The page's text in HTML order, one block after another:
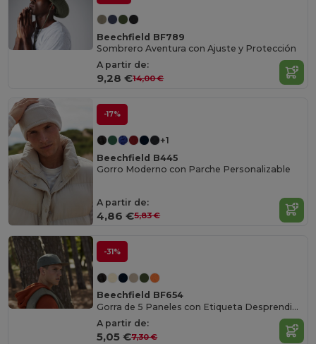
Beechfield BF789
Sombrero Aventura con Ajuste y Protección
A partir de:
9,28 €14,00 €
-17%
+1
Beechfield B445
Gorro Moderno con Parche Personalizable
A partir de:
4,86 €5,83 €
-31%
Beechfield BF654
Gorra de 5 Paneles con Etiqueta Desprendible
A partir de:
5,05 €7,30 €